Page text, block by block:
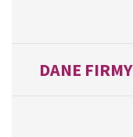
DANE FIRMY